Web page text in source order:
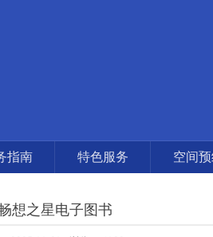
指南 特色服务 空间
想之星电子图书